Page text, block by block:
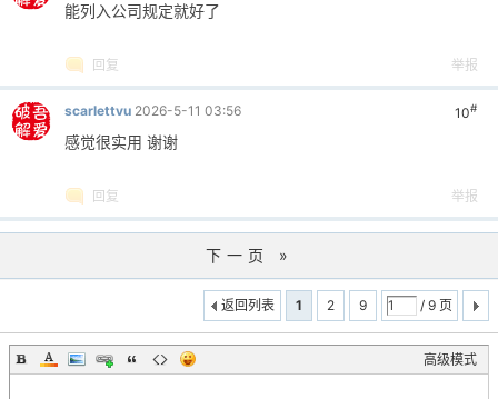
能列入公司规定就好了
回复 举报
10#
scarlettvu 2026-5-11 03:56
感觉很实用 谢谢
回复 举报
下一页 »
1 2 9 / 9 页
返回列表
高级模式